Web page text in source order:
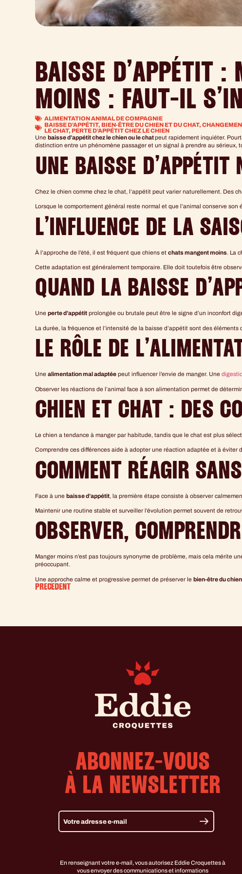
BAISSE D’APPÉTIT :
MOINS : FAUT-IL
ALIMENTATION ANIMAL DE COMPAGNIE
BAISSE D’APPÉTIT, BIEN-ÊTRE DU CHIEN ET DU CHAT,
LE CHAT, PERTE D’APPÉTIT CHEZ LE CHIEN
Une baisse d’appétit chez le chien ou le chatpeut rapidement inquiéter.
distinction entre un phénomène passager et un signal à prendre au sérieux,
UNE BAISSE D’APPÉTIT
Chez le chien comme chez le chat, l’appétit peut varier naturellement. Des
Lorsque le comportement général reste normal et que l’animal conserve
L’INFLUENCE DE LA
À l’approche de l’été, il est fréquent que chiens et chats mangent moins. La
Cette adaptation est généralement temporaire. Elle doit toutefois être
QUAND LA BAISSE
Une perte d’appétit prolongée ou brutale peut être le signe d’un inconfort
La durée, la fréquence et l’intensité de la baisse d’appétit sont des
LE RÔLE DE
Une alimentation mal adaptée peut influencer l’envie de manger. Une
Observer les réactions de l’animal face à son alimentation permet de
CHIEN ET CHAT : DES
Le chien a tendance à manger par habitude, tandis que le chat est plus
Comprendre ces différences aide à adopter une réaction adaptée et à éviter
COMMENT RÉAGIR
Face à une baisse d’appétit, la première étape consiste à observer
Maintenir une routine stable et surveiller l’évolution permet souvent de
OBSERVER,
Manger moins n’est pas toujours synonyme de problème, mais cela mérite
préoccupant.
Une approche calme et progressive permet de préserver le bien-être du
PRÉCÉDENT
ABONNEZ-VOUS
À LA NEWSLETTER
En renseignant votre e-mail, vous autorisez Eddie Croquettes à
vous envoyer des communications et informations